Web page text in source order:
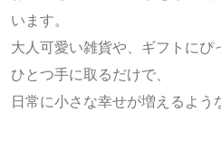
います。
大人可愛い雑貨や、 ギフトにぴ
ひとつ手に取るだけで、
日常に小さな幸せが増えるよう